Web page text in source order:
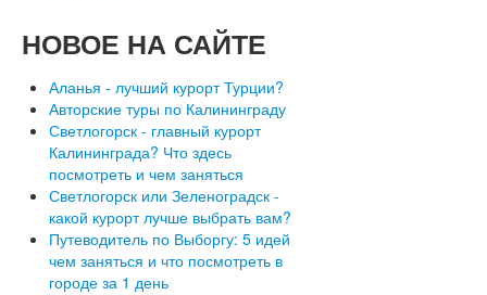
НОВОЕ НА САЙТЕ
Аланья - лучший курорт Турции?
Авторские туры по Калининграду
Светлогорск - главный курорт
Калининграда? Что здесь
посмотреть и чем заняться
Светлогорск или Зеленоградск -
какой курорт лучше выбрать вам?
Путеводитель по Выборгу: 5 идей
чем заняться и что посмотреть в
городе за 1 день